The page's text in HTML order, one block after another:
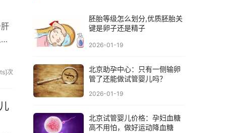
次
胚胎等级怎么划分,优质胚胎关
键是卵子还是精子
2026-01-19
北京助孕中心：只有一侧输卵
管了还能做试管婴儿吗？
2026-01-19
北京试管婴儿价格：孕妇血糖
高不用怕，做好运动降血糖